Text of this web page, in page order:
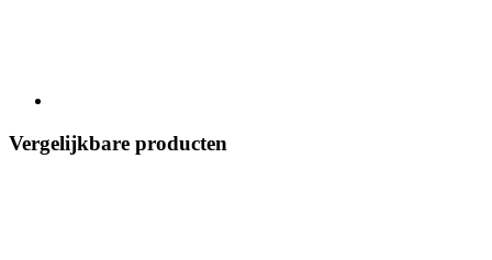
Vergelijkbare producten